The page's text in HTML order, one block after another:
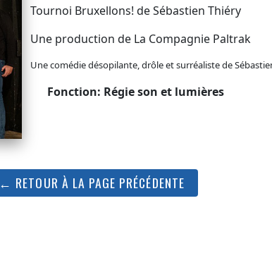
Tournoi Bruxellons! de Sébastien Thiéry
Une production de La Compagnie Paltrak
Une comédie désopilante, drôle et surréaliste de
Fonction: Régie son et lumières
← RETOUR À LA PAGE PRÉCÉDENTE